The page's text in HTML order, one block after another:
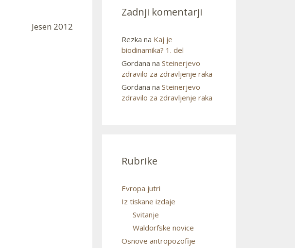
Jesen 2012
Zadnji komentarji
Rezka na Kaj je
biodinamika? 1. del
Gordana na Steinerjevo
zdravilo za zdravljenje raka
Gordana na Steinerjevo
zdravilo za zdravljenje raka
Rubrike
Evropa jutri
Iz tiskane izdaje
Svitanje
Waldorfske novice
Osnove antropozofije